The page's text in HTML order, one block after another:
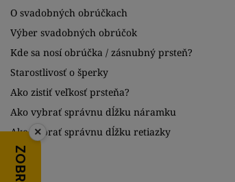
O svadobných obrúčkach
Výber svadobných obrúčok
Kde sa nosí obrúčka / zásnubný prsteň?
Starostlivosť o šperky
Ako zistiť veľkosť prsteňa?
Ako vybrať správnu dĺžku náramku
Ako vybrať správnu dĺžku retiazky
×